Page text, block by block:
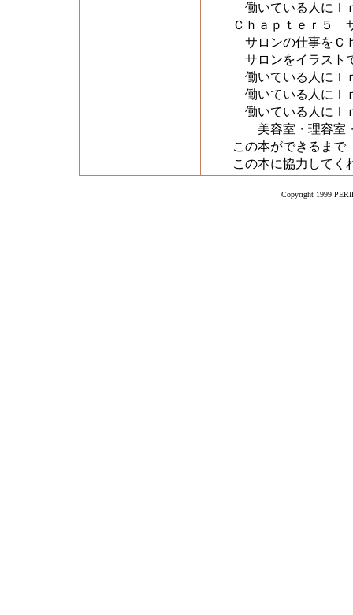
働いている人にＩ
Ｃｈａｐｔｅｒ５
サロンの仕事をＣ
サロンをイラスト
働いている人にＩ
働いている人にＩ
働いている人にＩ
美容室・理容室・
この本ができるまで
この本に協力してく
Copyright 1999